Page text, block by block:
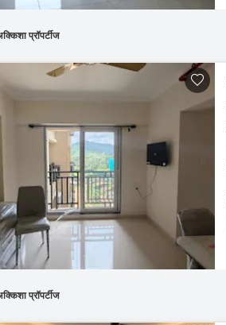
प्रॉपर्टीज
प्रॉपर्टीज